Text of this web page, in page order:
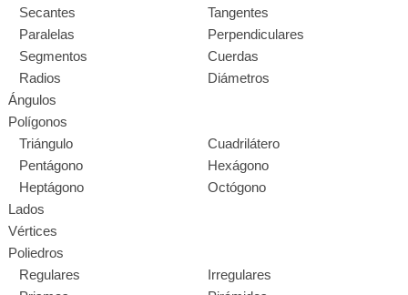
Secantes
Tangentes
Paralelas
Perpendiculares
Segmentos
Cuerdas
Radios
Diámetros
Ángulos
Polígonos
Triángulo
Cuadrilátero
Pentágono
Hexágono
Heptágono
Octógono
Lados
Vértices
Poliedros
Regulares
Irregulares